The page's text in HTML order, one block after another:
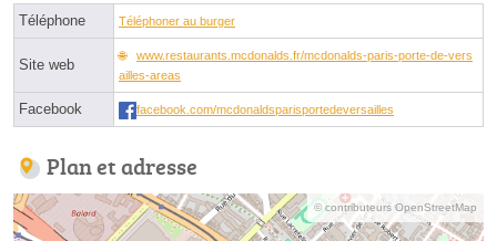
Téléphone Téléphoner au burger
Site web
www.restaurants.mcdonalds.fr/mcdonalds-paris-porte-de-vers
ailles-areas
Facebook facebook.com/mcdonaldsparisportedeversailles
Plan et adresse
© contributeurs OpenStreetMap